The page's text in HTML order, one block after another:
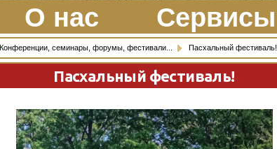
О нас Сервисы
Конференции, семинары, форумы, фестивали... Пасхальный фестиваль!
Пасхальный фестиваль!